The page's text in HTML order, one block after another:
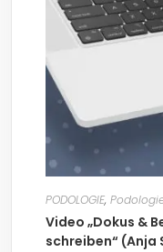
PODOLOGIE,
Video „Dokus &
schreiben“ (Anja